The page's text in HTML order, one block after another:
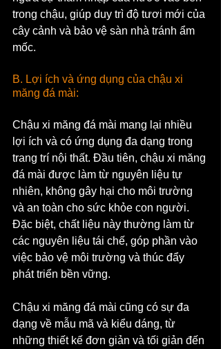
trong chậu, giúp duy trì độ tươi mới của
cây cảnh và bảo vệ sàn nhà tránh ẩm
mốc.
B. Lợi ích và ứng dụng của chậu xi
măng đá mài:
Chậu xi măng đá mài mang lại nhiều
lợi ích và có ứng dụng đa dạng trong
trang trí nội thất. Đầu tiên, chậu xi măng
đá mài được làm từ nguyên liệu tự
nhiên, không gây hại cho môi trường
và an toàn cho sức khỏe con người.
Đặc biệt, chất liệu này thường làm từ
các nguyên liệu tái chế, góp phần vào
việc bảo vệ môi trường và thúc đẩy
phát triển bền vững.
Chậu xi măng đá mài cũng có sự đa
dạng về mẫu mã và kiểu dáng, từ
những thiết kế đơn giản và tối giản đến